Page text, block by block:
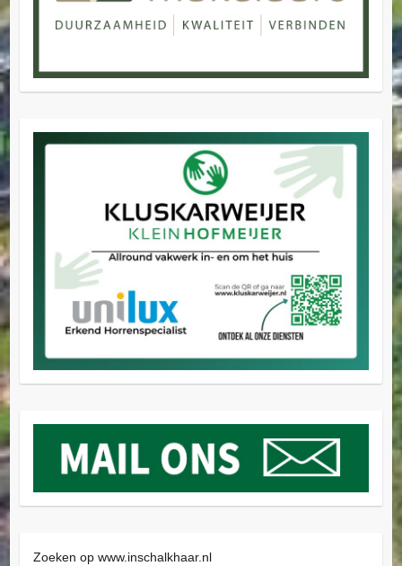
Zoeken op www.inschalkhaar.nl